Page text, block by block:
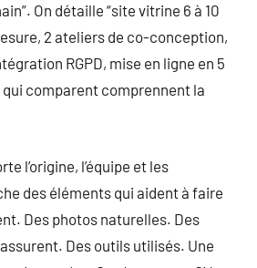
On détaille “site vitrine 6 à 10
2 ateliers de co-conception,
RGPD, mise en ligne en 5
qui comparent comprennent la
l’origine, l’équipe et les
des éléments qui aident à faire
Des photos naturelles. Des
Des outils utilisés. Une